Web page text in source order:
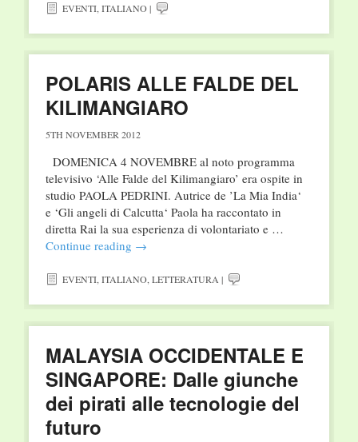
EVENTI, ITALIANO|
POLARIS ALLE FALDE DEL
KILIMANGIARO
5TH NOVEMBER 2012
DOMENICA 4 NOVEMBRE al noto programma
televisivo ‘Alle Falde del Kilimangiaro’ era ospite in
studio PAOLA PEDRINI. Autrice de ’La Mia India‘
e ‘Gli angeli di Calcutta‘ Paola ha raccontato in
diretta Rai la sua esperienza di volontariato e …
Continue reading →
EVENTI,ITALIANO,LETTERATURA |
MALAYSIA OCCIDENTALE E
SINGAPORE: Dalle giunche
dei pirati alle tecnologie del
futuro